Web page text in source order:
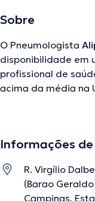
Sobre
O Pneumologista
disponibilidade em
profissional de
acima da média na
como membro de
conferências
setor de
Informações de
R. Virgílio
(Barao
Campinas,